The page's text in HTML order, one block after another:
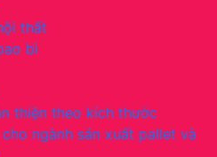
thất
bì
thiện theo kích thước
ngành sản xuất pallet và